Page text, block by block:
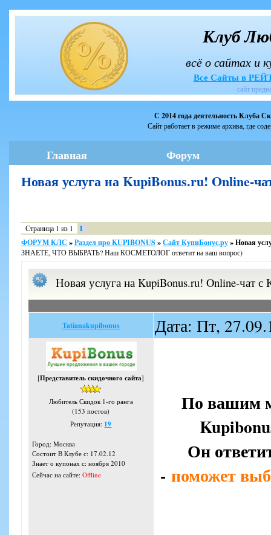
Клуб
всё о сайтах и
Все Сайты в
сайт
С 2014 года деятельность Клуба
Сайт работает в режиме архива, где
Главная Форум
Новая услуга на KupiBonus.ru!
Страница 1 из 1
1
ФОРУМ КЛС »Раздел про KUPIBONUS»Сайт КупиБонус.ру»Новая
ЗНАЕТЕ, ЧТО ВЫБРАТЬ? Наш КОСМЕТОЛОГ ответит на ваш вопрос)
Новая услуга на KupiBonus.ru! Online-чат с
Tatianakupibonus Дата: Пт,
[Представитель скидочного сайта]
Любитель Скидок 1-го ранга
(153 постов)
Репутация: 19
Город: Москва
Состоит В Клубе с: 17.02.12
Знает о купонах с: ноября 2010
Сейчас на сайте: Offline
По вашим
Он
-поможет